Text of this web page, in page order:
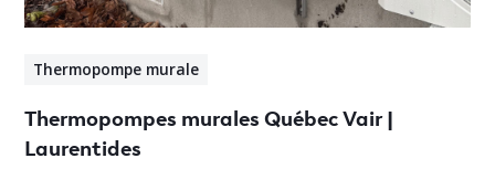
Thermopompe murale
Thermopompes murales Québec Vair |
Laurentides